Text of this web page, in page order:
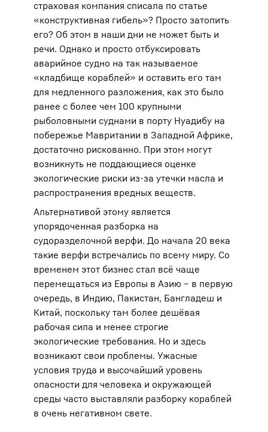
страховая компания списала по статье
«конструктивная гибель»? Просто затопить
его? Об этом в наши дни не может быть и
речи. Однако и просто отбуксировать
аварийное судно на так называемое
«кладбище кораблей» и оставить его там
для медленного разложения, как это было
ранее с более чем 100 крупными
рыболовными суднами в порту Нуадибу на
побережье Мавритании в Западной Африке,
достаточно рискованно. При этом могут
возникнуть не поддающиеся оценке
экологические риски из-за утечки масла и
распространения вредных веществ.
Альтернативой этому является
упорядоченная разборка на
судоразделочной верфи. До начала 20 века
такие верфи встречались по всему миру. Со
временем этот бизнес стал всё чаще
перемещаться из Европы в Азию – в первую
очередь, в Индию, Пакистан, Бангладеш и
Китай, поскольку там более дешёвая
рабочая сила и менее строгие
экологические требования. Но и здесь
возникают свои проблемы. Ужасные
условия труда и высочайший уровень
опасности для человека и окружающей
среды часто выставляли разборку кораблей
в очень негативном свете.